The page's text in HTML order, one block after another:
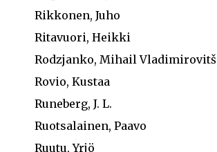
Rikkonen, Juho
Ritavuori, Heikki
Rodzjanko, Mihail Vladimirovitš
Rovio, Kustaa
Runeberg, J. L.
Ruotsalainen, Paavo
Ruutu, Yrjö